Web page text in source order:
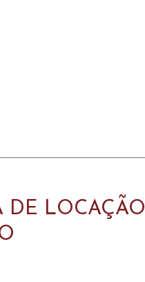
DE LOCAÇÃO